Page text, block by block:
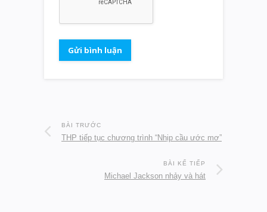
BÀI TRƯỚC
THP tiếp tục chương trình “Nhịp cầu ước mơ”
BÀI KẾ TIẾP
Michael Jackson nhảy và hát